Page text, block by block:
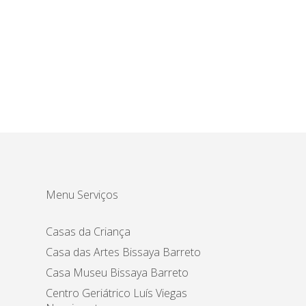
Menu Serviços
Casas da Criança
Casa das Artes Bissaya Barreto
Casa Museu Bissaya Barreto
Centro Geriátrico Luís Viegas